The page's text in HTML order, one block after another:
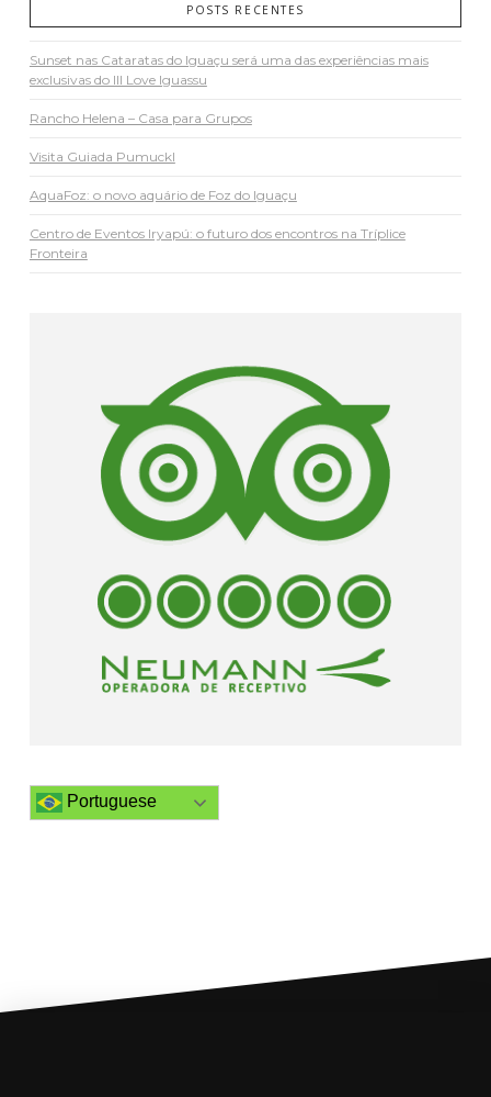
POSTS RECENTES
Sunset nas Cataratas do Iguaçu será uma das experiências mais
exclusivas do III Love Iguassu
Rancho Helena – Casa para Grupos
Visita Guiada Pumuckl
AquaFoz: o novo aquário de Foz do Iguaçu
Centro de Eventos Iryapú: o futuro dos encontros na Tríplice
Fronteira
Portuguese